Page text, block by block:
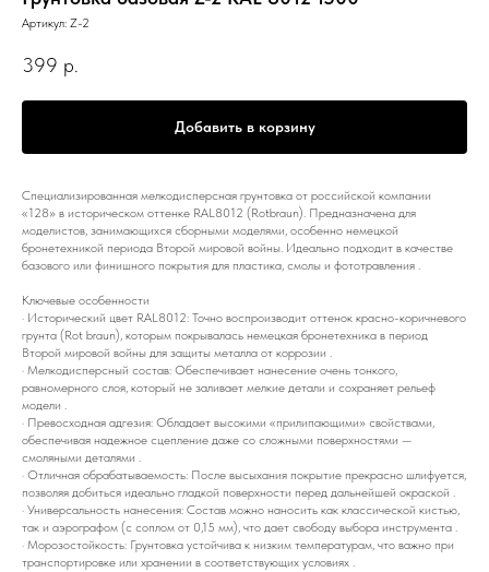
Артикул: Z-2
399 р.
Добавить в корзину
Специализированная мелкодисперсная грунтовка от российской компании
«128» в историческом оттенке RAL8012 (Rotbraun). Предназначена для
моделистов, занимающихся сборными моделями, особенно немецкой
бронетехникой периода Второй мировой войны. Идеально подходит в качестве
базового или финишного покрытия для пластика, смолы и фототравления .
Ключевые особенности
· Исторический цвет RAL8012: Точно воспроизводит оттенок красно-коричневого
грунта (Rot braun), которым покрывалась немецкая бронетехника в период
Второй мировой войны для защиты металла от коррозии .
· Мелкодисперсный состав: Обеспечивает нанесение очень тонкого,
равномерного слоя, который не заливает мелкие детали и сохраняет рельеф
модели .
· Превосходная адгезия: Обладает высокими «прилипающими» свойствами,
обеспечивая надежное сцепление даже со сложными поверхностями —
смоляными деталями .
· Отличная обрабатываемость: После высыхания покрытие прекрасно шлифуется,
позволяя добиться идеально гладкой поверхности перед дальнейшей окраской .
· Универсальность нанесения: Состав можно наносить как классической кистью,
так и аэрографом (с соплом от 0,15 мм), что дает свободу выбора инструмента .
· Морозостойкость: Грунтовка устойчива к низким температурам, что важно при
транспортировке или хранении в соответствующих условиях .